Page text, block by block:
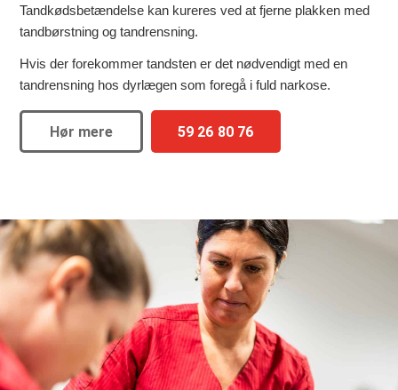
Tandkødsbetændelse kan kureres ved at fjerne plakken med
tandbørstning og tandrensning.
Hvis der forekommer tandsten er det nødvendigt med en
tandrensning hos dyrlægen som foregå i fuld narkose.
Hør mere 59 26 80 76